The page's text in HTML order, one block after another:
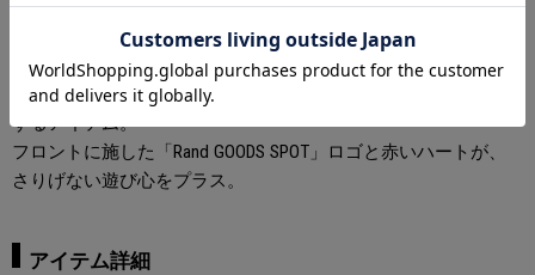
ギンガムチェックがポイントのトートバッグ。
デイリーユースに最適なサイズ感で、さまざまなシーンで活躍
するアイテム。
フロントに施した「Rand GOODS SPOT」ロゴと赤いハートが、
さりげない遊び心をプラス。
アイテム詳細